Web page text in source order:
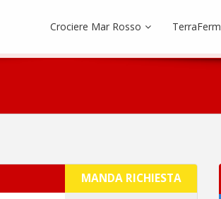
Crociere Mar Rosso
MANDA RICHIESTA